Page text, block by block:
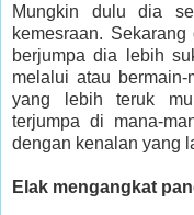
Mungkin dulu dia
kemesraan.
berjumpa dia lebih
melalui atau
yang lebih teruk
terjumpa di mana-
dengan kenalan yang
Elak mengangkat